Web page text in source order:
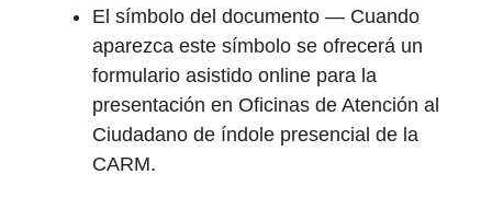
El símbolo del documento — Cuando
aparezca este símbolo se ofrecerá un
formulario asistido online para la
presentación en Oficinas de Atención al
Ciudadano de índole presencial de la
CARM.